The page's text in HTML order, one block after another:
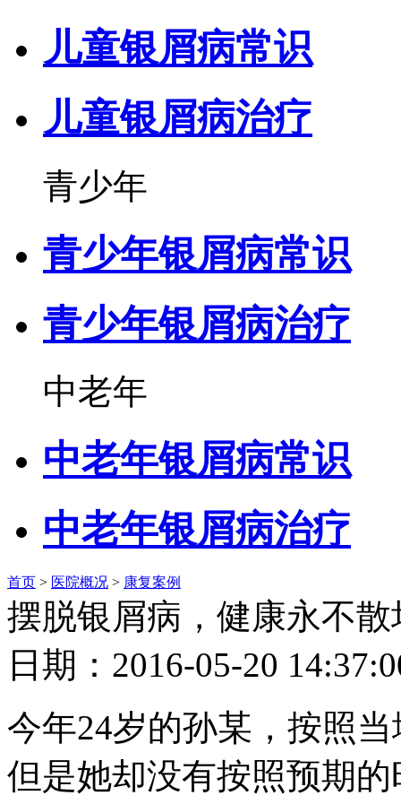
儿童银屑病常识
儿童银屑病治疗
青少年
青少年银屑病常识
青少年银屑病治疗
中老年
中老年银屑病常识
中老年银屑病治疗
首页 > 医院概况 > 康复案例
摆脱银屑病，健康永不散
日期：2016-05-20
今年24岁的孙某，按照
但是她却没有按照预期